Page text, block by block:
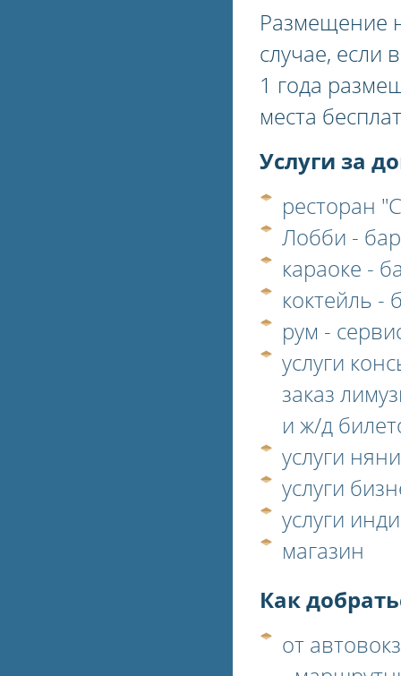
Размещение
случае, если
1 года
места
Услуги за
ресторан
Лобби -
караоке -
коктейль -
рум -
услуги
заказ
и ж/д
услуги
услуги
услуги
магазин
Как
от